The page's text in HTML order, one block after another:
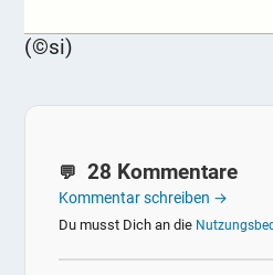
(©si)
28 Kommentare
Kommentar schreiben →
Du musst Dich an die